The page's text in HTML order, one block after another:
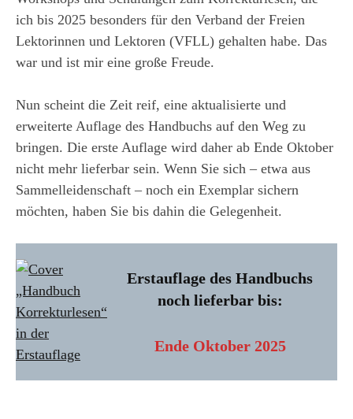
ich bis 2025 besonders für den Verband der Freien
Lektorinnen und Lektoren (VFLL) gehalten habe. Das
war und ist mir eine große Freude.
Nun scheint die Zeit reif, eine aktualisierte und
erweiterte Auflage des Handbuchs auf den Weg zu
bringen. Die erste Auflage wird daher ab Ende Oktober
nicht mehr lieferbar sein. Wenn Sie sich – etwa aus
Sammelleidenschaft – noch ein Exemplar sichern
möchten, haben Sie bis dahin die Gelegenheit.
Erstauflage des Handbuchs
noch lieferbar bis:
Ende Oktober 2025